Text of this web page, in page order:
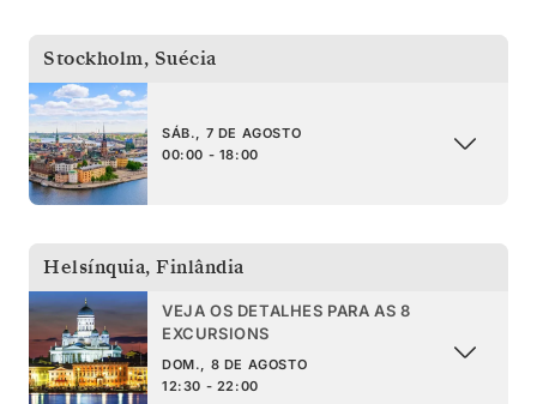
Stockholm, Suécia
SÁB., 7 DE AGOSTO
00:00 - 18:00
Helsínquia, Finlândia
VEJA OS DETALHES PARA AS 8
EXCURSIONS
DOM., 8 DE AGOSTO
12:30 - 22:00